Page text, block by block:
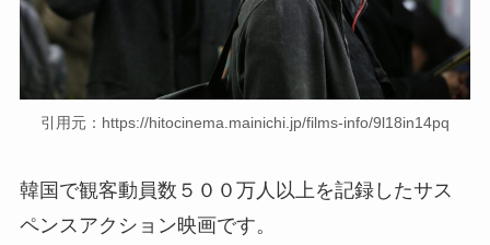
引用元：https://hitocinema.mainichi.jp/films-info/9l18in14pq
韓国で観客動員数５００万人以上を記録したサス
ペンスアクション映画です。